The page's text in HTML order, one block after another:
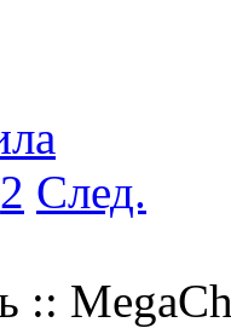
2 След.
::